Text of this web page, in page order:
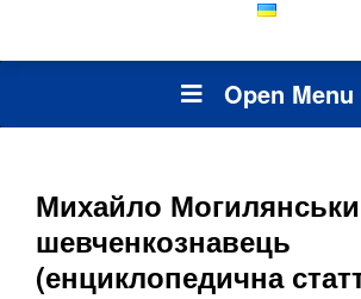
Open Menu
Михайло
шевченкознавець
(енциклопедична